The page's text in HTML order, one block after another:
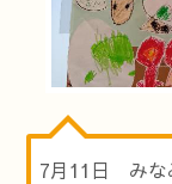
7月11日 みな